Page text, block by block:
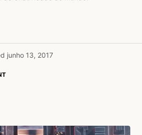
junho 13, 2017